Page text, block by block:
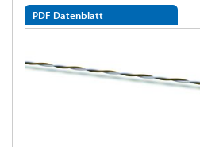
PDF Datenblatt